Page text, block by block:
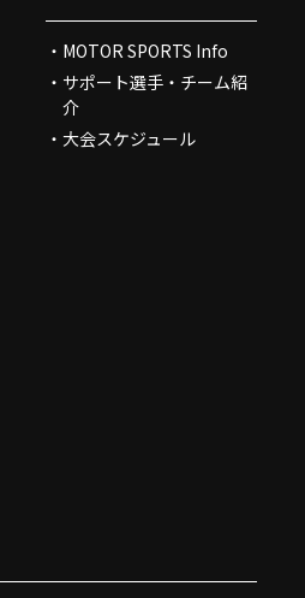
MOTOR SPORTS Info
サポート選手・チーム紹
介
大会スケジュール